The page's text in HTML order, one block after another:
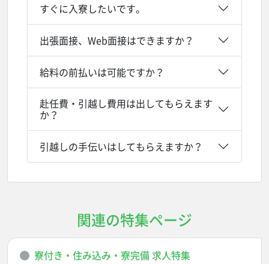
すぐに入寮したいです。
出張面接、Web面接はできますか？
給料の前払いは可能ですか？
赴任費・引越し費用は出してもらえます
か？
引越しの手伝いはしてもらえますか？
関連の特集ページ
寮付き・住み込み・寮完備 求人特集